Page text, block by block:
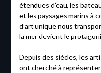
étendues d’eau, les
et les paysages marins à
d’art unique nous
la mer devient le
Depuis des siècles, les
ont cherché à